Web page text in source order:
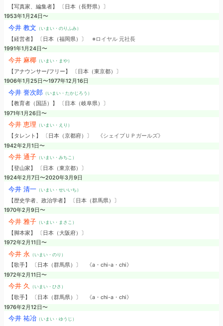
【写真家、編集者】 〔日本（長野県）〕
1953年1月24日〜
今井 教文 （いまい・のりふみ）
【経営者】 〔日本（福岡県）〕 ※ロイヤル 元社長
1991年1月24日〜
今井 麻椰（いまい・まや）
【アナウンサー/フリー】 〔日本（東京都）〕
1906年1月25日〜1977年12月16日
今井 誉次郎（いまい・たかじろう）
【教育者（国語）】 〔日本（岐阜県）〕
1971年1月26日〜
今井 恵理 （いまい・えり）
【タレント】 〔日本（京都府）〕
《シェイプＵＰガールズ》
1942年2月1日〜
今井 通子（いまい・みちこ）
【登山家】 〔日本（東京都）〕
1924年2月7日〜2020年3月9日
今井 清一（いまい・せいいち）
【歴史学者、政治学者】 〔日本（群馬県）〕
1970年2月9日〜
今井 雅子（いまい・まさこ）
【脚本家】 〔日本（大阪府）〕
1972年2月11日〜
今井 永 （いまい・のり）
【歌手】 〔日本（群馬県）〕
《a・chi-a・chi》
1972年2月11日〜
今井 久 （いまい・ひさ）
【歌手】 〔日本（群馬県）〕
《a・chi-a・chi》
1976年2月12日〜
今井 祐冶（いまい・ゆうじ）